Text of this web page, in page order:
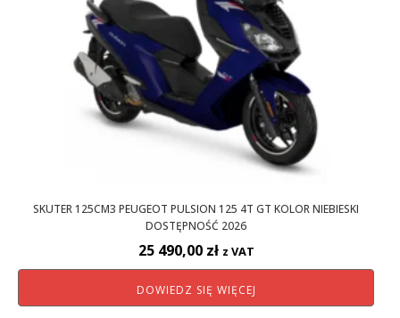
SKUTER 125CM3 PEUGEOT PULSION 125 4T GT KOLOR NIEBIESKI
DOSTĘPNOŚĆ 2026
25 490,00 zł z VAT
DOWIEDZ SIĘ WIĘCEJ